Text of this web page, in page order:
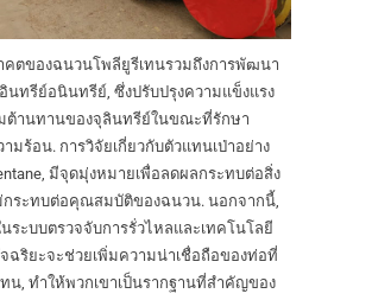
ตของฉนวนโพลียูรีเทนรวมถึงการพัฒนา
ทรีย์อนินทรีย์, ซึ่งปรับปรุงความแข็งแรง
ต้านทานของจุลินทรีย์ในขณะที่รักษา
มร้อน. การวิจัยเกี่ยวกับตัวแทนเป่าอย่าง
มีจุดมุ่งหมายเพื่อลดผลกระทบต่อสิ่ง
กระทบต่อคุณสมบัติของฉนวน. นอกจากนี้,
ระบบตรวจจับการรั่วไหลและเทคโนโลยี
ฉริยะจะช่วยเพิ่มความน่าเชื่อถือของท่อที่
น, ทำให้พวกเขาเป็นรากฐานที่สำคัญของ